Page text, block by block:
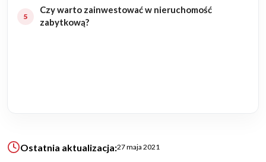
Budynki biurowe
Ogrody
Czy warto zainwestować w nieruchomość
zabytkową?
Ostatnia aktualizacja:27 maja 2021